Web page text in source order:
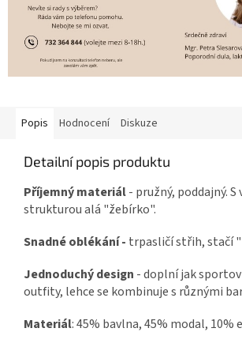
Popis Hodnocení Diskuze
Detailní popis produktu
Příjemný materiál- pružný, poddajný.
strukturou alá "žebírko".
Snadné oblékání - trpasličí střih, stačí
Jednoduchý design - doplní jak
outfity, lehce se kombinuje s různými
Materiál: 45% bavlna, 45% modal, 10%